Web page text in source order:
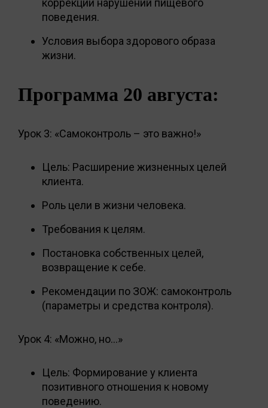
коррекции нарушений пищевого
поведения.
Условия выбора здорового образа
жизни.
Программа 20 августа:
Урок 3: «Самоконтроль – это важно!»
Цель: Расширение жизненных целей
клиента.
Роль цели в жизни человека.
Требования к целям.
Постановка собственных целей,
возвращение к себе.
Рекомендации по ЗОЖ: самоконтроль
(параметры и средства контроля).
Урок 4: «Можно, но…»
Цель: Формирование у клиента
позитивного отношения к новому
поведению.